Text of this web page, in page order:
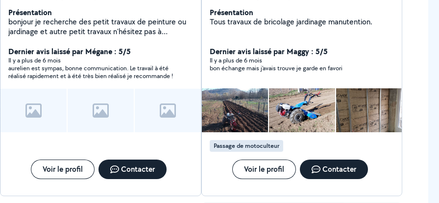
Présentation
bonjour je recherche des petit travaux de peinture ou
jardinage et autre petit travaux n'hésitez pas à
Dernier avis laissé par Mégane : 5/5
Il y a plus de 6 mois
aurelien est sympas, bonne communication. Le travail à été
réalisé rapidement et à été très bien réalisé je recommande !
Voir le profil Contacter
Présentation
Tous travaux de bricolage jardinage manutention.
Dernier avis laissé par Maggy : 5/5
Il y a plus de 6 mois
bon échange mais j'avais trouve je garde en favori
Passage de motoculteur
Voir le profil Contacter